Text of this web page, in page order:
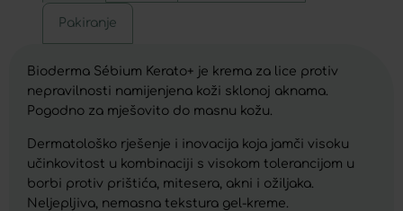
Pakiranje
Bioderma Sébium Kerato+ je krema za lice protiv
nepravilnosti namijenjena koži sklonoj aknama.
Pogodno za mješovito do masnu kožu.
Dermatološko rješenje i inovacija koja jamči visoku
učinkovitost u kombinaciji s visokom tolerancijom u
borbi protiv prištića, mitesera, akni i ožiljaka.
Neljepljiva, nemasna tekstura gel-kreme.